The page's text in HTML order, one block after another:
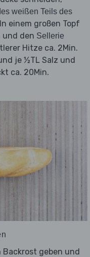
weißen Teils des
einem großen Topf
und den Sellerie
Hitze ca. 2Min.
je ½TL Salz und
ca. 20Min.
Backrost geben und